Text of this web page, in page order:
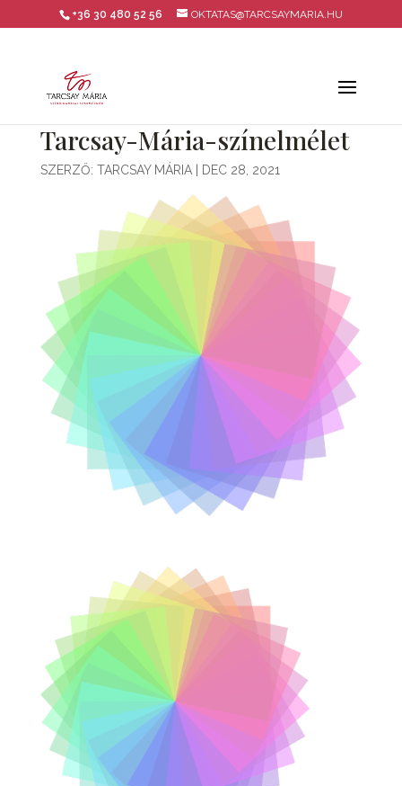
+36 30 480 52 56 OKTATAS@TARCSAYMARIA.HU
Tarcsay-Mária-színelmélet
SZERZŐ: TARCSAY MÁRIA| DEC 28, 2021